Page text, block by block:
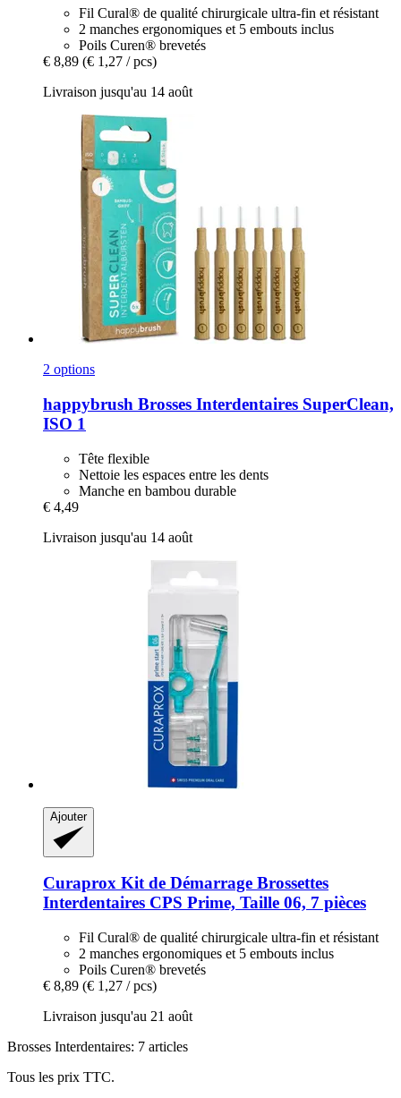
Fil Cural® de qualité chirurgicale ultra-fin et résistant
2 manches ergonomiques et 5 embouts inclus
Poils Curen® brevetés
€ 8,89 (€ 1,27 / pcs)
Livraison jusqu'au 14 août
2 options
happybrush Brosses Interdentaires SuperClean,
ISO 1
Tête flexible
Nettoie les espaces entre les dents
Manche en bambou durable
€ 4,49
Livraison jusqu'au 14 août
Ajouter
Curaprox Kit de Démarrage Brossettes
Interdentaires CPS Prime, Taille 06, 7 pièces
Fil Cural® de qualité chirurgicale ultra-fin et résistant
2 manches ergonomiques et 5 embouts inclus
Poils Curen® brevetés
€ 8,89 (€ 1,27 / pcs)
Livraison jusqu'au 21 août
Brosses Interdentaires: 7 articles
Tous les prix TTC.